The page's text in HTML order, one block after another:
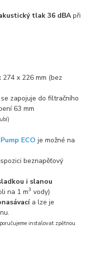
tlak 36 dBApři
x 226 mm (bez
zapojuje do filtračního
63 mm
ECO je možné na
beznapěťový
i slanou
na 1 m3 vody)
a lze je
instalovat zpětnou